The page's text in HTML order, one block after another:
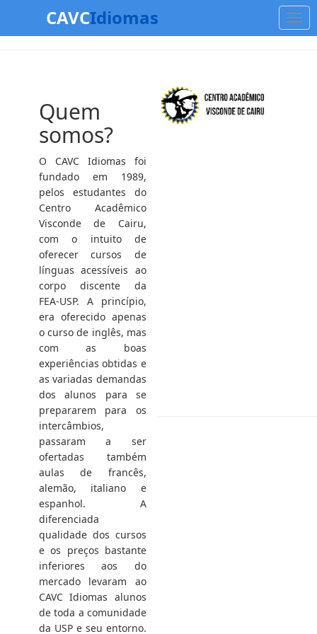
CAVCIdiomas
Quem
somos?
O CAVC Idiomas foi
fundado em 1989,
pelos estudantes do
Centro Acadêmico
Visconde de Cairu,
com o intuito de
oferecer cursos de
línguas acessíveis ao
corpo discente da
FEA-USP. A princípio,
era oferecido apenas
o curso de inglês, mas
com as boas
experiências obtidas e
as variadas demandas
dos alunos para se
prepararem para os
intercâmbios,
passaram a ser
ofertadas também
aulas de francês,
alemão, italiano e
espanhol. A
diferenciada
qualidade dos cursos
e os preços bastante
inferiores aos do
mercado levaram ao
CAVC Idiomas alunos
de toda a comunidade
da USP e seu entorno.